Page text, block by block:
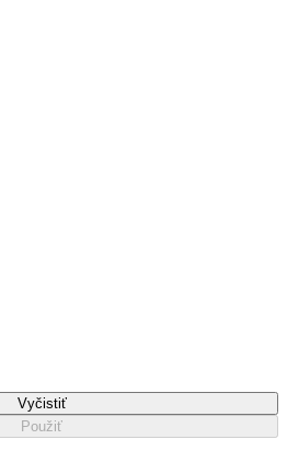
Vyčistiť
Použiť